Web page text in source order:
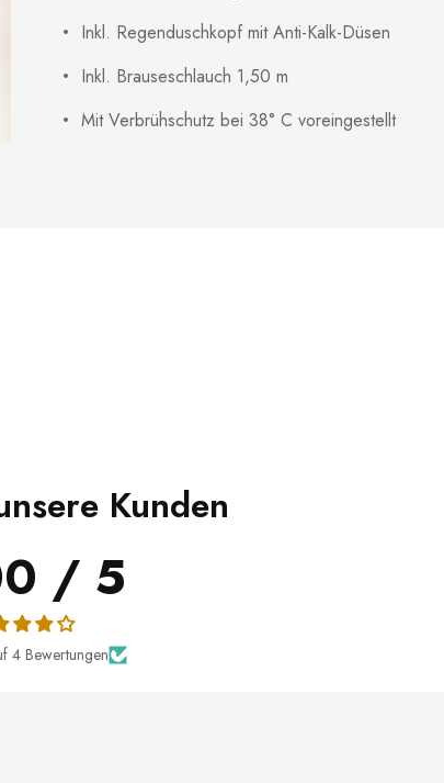
Inkl. Regenduschkopf mit Anti-Kalk-Düsen
Inkl. Brauseschlauch 1,50 m
Mit Verbrühschutz bei 38° C voreingestellt
Kunden
/ 5
4 Bewertungen